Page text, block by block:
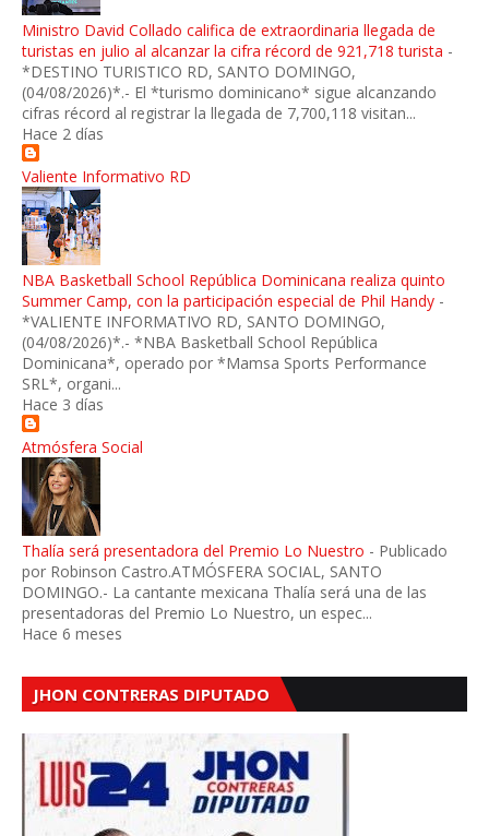
Ministro David Collado califica de extraordinaria llegada de
turistas en julio al alcanzar la cifra récord de 921,718 turista -
*DESTINO TURISTICO RD, SANTO DOMINGO,
(04/08/2026)*.- El *turismo dominicano* sigue alcanzando
cifras récord al registrar la llegada de 7,700,118 visitan...
Hace 2 días
Valiente Informativo RD
NBA Basketball School República Dominicana realiza quinto
Summer Camp, con la participación especial de Phil Handy -
*VALIENTE INFORMATIVO RD, SANTO DOMINGO,
(04/08/2026)*.- *NBA Basketball School República
Dominicana*, operado por *Mamsa Sports Performance
SRL*, organi...
Hace 3 días
Atmósfera Social
Thalía será presentadora del Premio Lo Nuestro - Publicado
por Robinson Castro.ATMÓSFERA SOCIAL, SANTO
DOMINGO.- La cantante mexicana Thalía será una de las
presentadoras del Premio Lo Nuestro, un espec...
Hace 6 meses
JHON CONTRERAS DIPUTADO